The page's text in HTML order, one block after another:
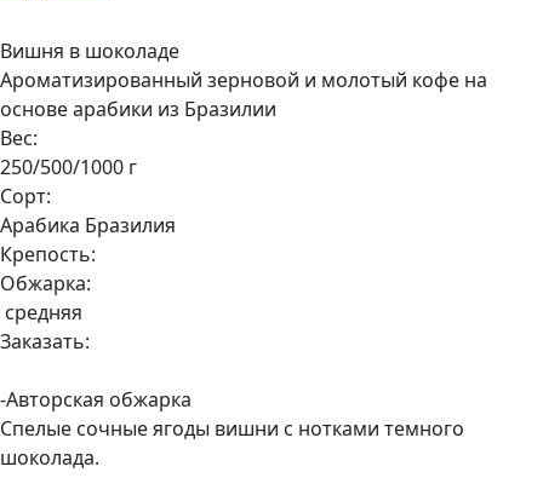
Вишня в шоколаде
Ароматизированный зерновой и молотый кофе на
основе арабики из Бразилии
Вес:
250/500/1000 г
Сорт:
Арабика Бразилия
Крепость:
Обжарка:
средняя
Заказать:
-Авторская обжарка
Спелые сочные ягоды вишни с нотками темного
шоколада.